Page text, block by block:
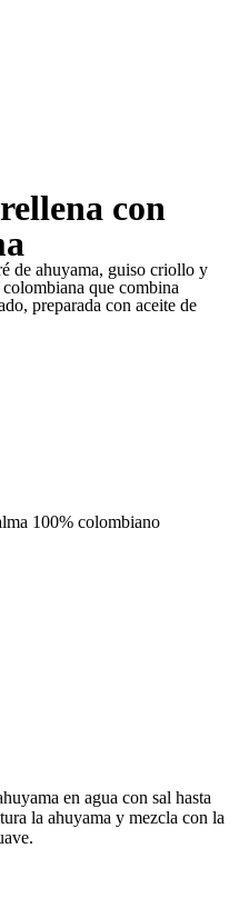
con
de ahuyama, guiso criollo y
que combina
preparada con aceite de
100% colombiano
en agua con sal hasta
la ahuyama y mezcla con la